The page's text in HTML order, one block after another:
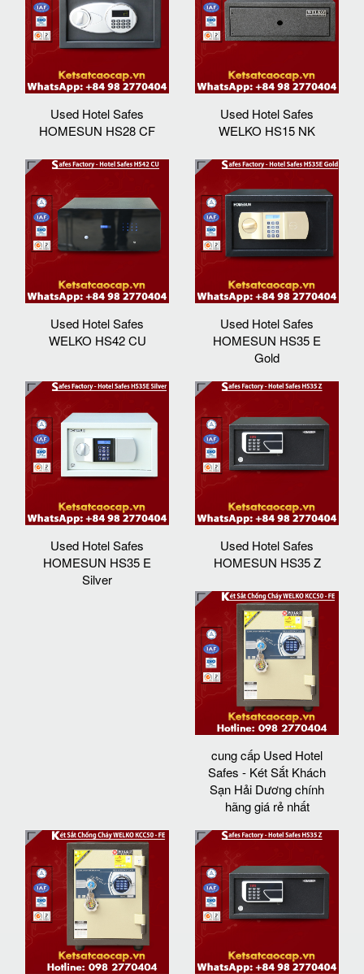
Used Hotel Safes
HOMESUN HS28 CF
Used Hotel Safes
WELKO HS15 NK
Used Hotel Safes
WELKO HS42 CU
Used Hotel Safes
HOMESUN HS35 E
Gold
Used Hotel Safes
HOMESUN HS35 E
Silver
Used Hotel Safes
HOMESUN HS35 Z
cung cấp Used Hotel
Safes - Két Sắt Khách
Sạn Hải Dương chính
hãng giá rẻ nhất